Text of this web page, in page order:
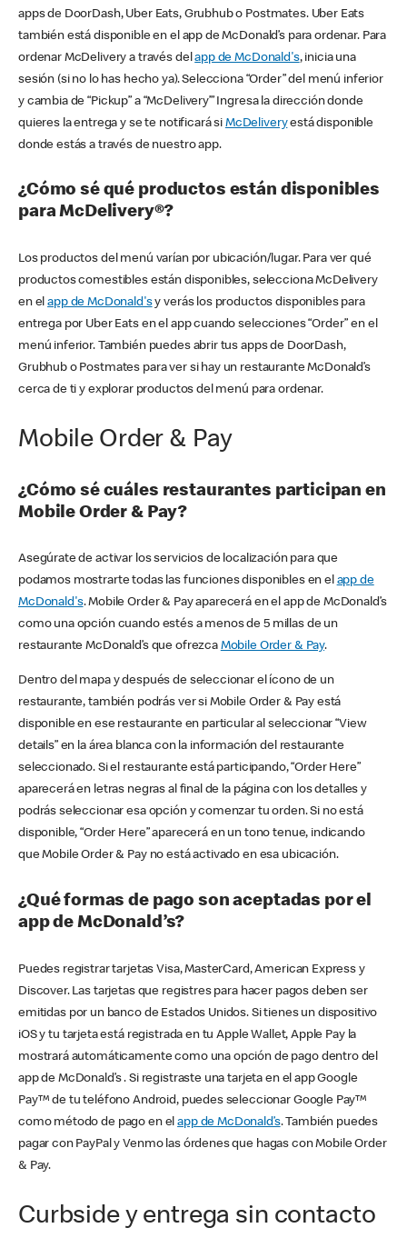
apps de DoorDash, Uber Eats, Grubhub o Postmates. Uber Eats
también está disponible en el app de McDonald’s para ordenar. Para
ordenar McDelivery a través delapp de McDonald's, inicia una
sesión (si no lo has hecho ya). Selecciona “Order” del menú inferior
y cambia de “Pickup” a “McDelivery’” Ingresa la dirección donde
quieres la entrega y se te notificará si McDeliveryestá disponible
donde estás a través de nuestro app.
¿Cómo sé qué productos están disponibles
para McDelivery®?
Los productos del menú varían por ubicación/lugar. Para ver qué
productos comestibles están disponibles, selecciona McDelivery
en elapp de McDonald'sy verás los productos disponibles para
entrega por Uber Eats en el app cuando selecciones “Order” en el
menú inferior. También puedes abrir tus apps de DoorDash,
Grubhub o Postmates para ver si hay un restaurante McDonald’s
cerca de ti y explorar productos del menú para ordenar.
Mobile Order & Pay
¿Cómo sé cuáles restaurantes participan en
Mobile Order & Pay?
Asegúrate de activar los servicios de localización para que
podamos mostrarte todas las funciones disponibles en el app de
McDonald's. Mobile Order & Pay aparecerá en el app de McDonald’s
como una opción cuando estés a menos de 5 millas de un
restaurante McDonald’s que ofrezca Mobile Order & Pay.
Dentro del mapa y después de seleccionar el ícono de un
restaurante, también podrás ver si Mobile Order & Pay está
disponible en ese restaurante en particular al seleccionar “View
details” en la área blanca con la información del restaurante
seleccionado. Si el restaurante está participando, “Order Here”
aparecerá en letras negras al final de la página con los detalles y
podrás seleccionar esa opción y comenzar tu orden. Si no está
disponible, “Order Here” aparecerá en un tono tenue, indicando
que Mobile Order & Pay no está activado en esa ubicación.
¿Qué formas de pago son aceptadas por el
app de McDonald’s?
Puedes registrar tarjetas Visa, MasterCard, American Express y
Discover. Las tarjetas que registres para hacer pagos deben ser
emitidas por un banco de Estados Unidos. Si tienes un dispositivo
iOS y tu tarjeta está registrada en tu Apple Wallet, Apple Pay la
mostrará automáticamente como una opción de pago dentro del
app de McDonald’s . Si registraste una tarjeta en el app Google
Pay™ de tu teléfono Android, puedes seleccionar Google Pay™
como método de pago en elapp de McDonald’s. También puedes
pagar con PayPal y Venmo las órdenes que hagas con Mobile Order
& Pay.
Curbside y entrega sin contacto